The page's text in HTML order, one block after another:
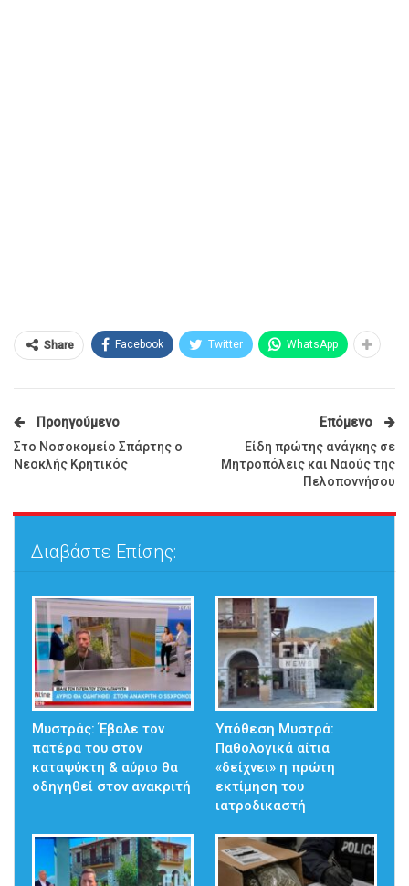
Share Facebook Twitter WhatsApp
Προηγούμενο
Στο Νοσοκομείο Σπάρτης ο
Νεοκλής Κρητικός
Επόμενο
Είδη πρώτης ανάγκης σε
Μητροπόλεις και Ναούς της
Πελοποννήσου
Διαβάστε Επίσης:
Μυστράς: Έβαλε τον
πατέρα του στον
καταψύκτη & αύριο θα
οδηγηθεί στον ανακριτή
Υπόθεση Μυστρά:
Παθολογικά αίτια
«δείχνει» η πρώτη
εκτίμηση του
ιατροδικαστή